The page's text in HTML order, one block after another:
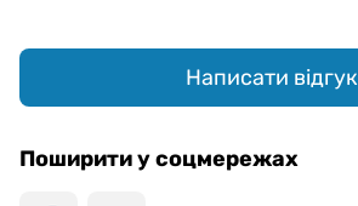
Написати відгук
Поширити у соцмережах